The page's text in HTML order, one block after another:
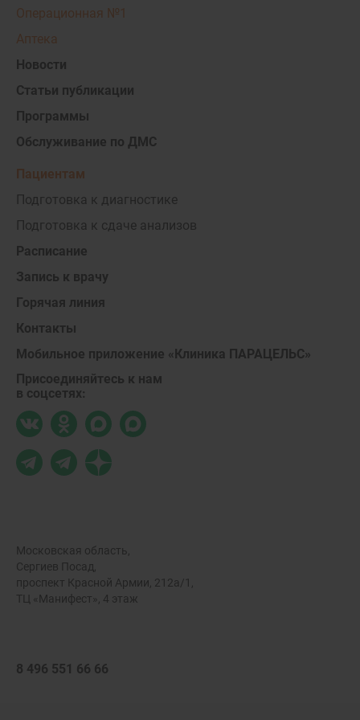
Операционная №1
Аптека
Новости
Статьи публикации
Программы
Обслуживание по ДМС
Пациентам
Подготовка к диагностике
Подготовка к сдаче анализов
Расписание
Запись к врачу
Горячая линия
Контакты
Мобильное приложение «Клиника ПАРАЦЕЛЬС»
Присоединяйтесь к нам
в соцсетях:
Московская область,
Сергиев Посад,
проспект Красной Армии, 212а/1,
ТЦ «Манифест», 4 этаж
8 496 551 66 66